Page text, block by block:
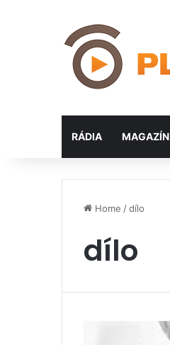
RÁDIA MAGAZÍN
Home /dílo
dílo